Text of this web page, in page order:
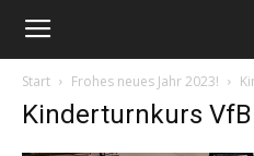
Start Frohes neues Jahr 2023!
Kinderturnkurs